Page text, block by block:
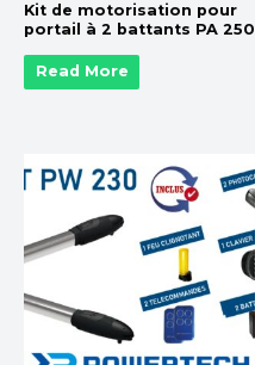
Kit de motorisation pour
portail à 2 battants PA 250
Read More